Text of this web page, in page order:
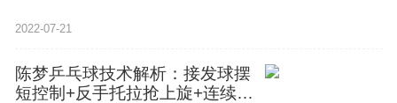
2022-07-21
陈梦乒乓球技术解析：接发球摆
短控制+反手托拉抢上旋+连续发